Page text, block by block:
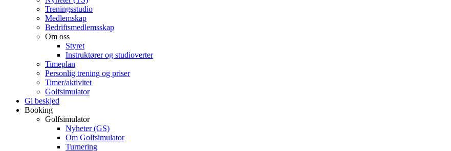
Treningsstudio
Medlemskap
Bedriftsmedlemsskap
Om oss
Styret
Instruktører og studioverter
Timeplan
Personlig trening og priser
Timer/aktivitet
Golfsimulator
Gi beskjed
Booking
Golfsimulator
Nyheter (GS)
Om Golfsimulator
Turnering